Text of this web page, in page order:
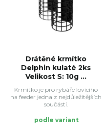
Drátěné krmítko
Delphin kulaté 2ks
Velikost S: 10g ...
Krmítko je pro rybáře lovícího
na feeder jedna z nejdůležitějších
součástí.
podle variant